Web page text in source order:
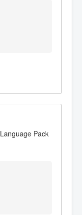
Pack